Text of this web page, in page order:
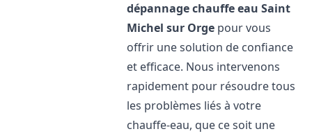
dépannage chauffe eau Saint
Michel sur Orge pour vous
offrir une solution de confiance
et efficace. Nous intervenons
rapidement pour résoudre tous
les problèmes liés à votre
chauffe-eau, que ce soit une